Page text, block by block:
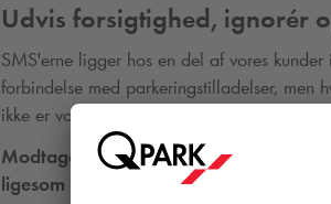
Udvis forsigtighed, ignorér
SMS'erne ligger hos en del af vores
forbindelse med parkeringstilladelser, men
ikke er vores. Vi opfordrer alle
Modtager du en sådan SMS, bør du
ligesom du bør se bort fra opkald med